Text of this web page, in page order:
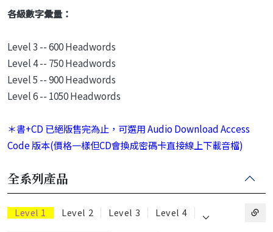
各級數字彙量：
Level 3 -- 600 Headwords
Level 4 -- 750 Headwords
Level 5 -- 900 Headwords
Level 6 -- 1050 Headwords
＊書+CD 已絕版售完為止，可選用 Audio Download Access
Code 版本(價格一樣但CD會換成密碼卡直接線上下載音檔)
全系列產品
Level 1 Level 2 Level 3 Level 4 ⌵